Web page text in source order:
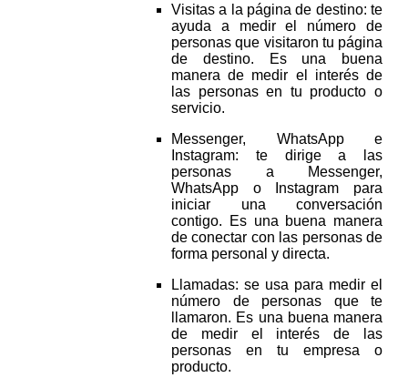
Visitas a la página de destino: te
ayuda a medir el número de
personas que visitaron tu página
de destino. Es una buena
manera de medir el interés de
las personas en tu producto o
servicio.
Messenger, WhatsApp e
Instagram: te dirige a las
personas a Messenger,
WhatsApp o Instagram para
iniciar una conversación
contigo. Es una buena manera
de conectar con las personas de
forma personal y directa.
Llamadas: se usa para medir el
número de personas que te
llamaron. Es una buena manera
de medir el interés de las
personas en tu empresa o
producto.